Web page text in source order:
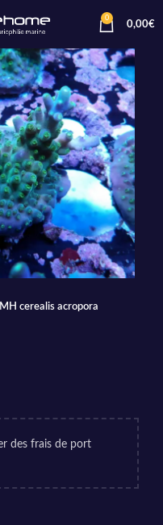
0
0,00€
MH cerealis acropora
des frais de port